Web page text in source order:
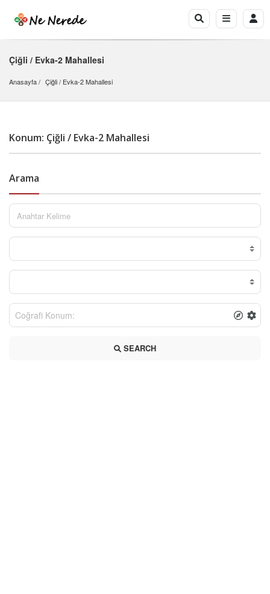
Çiğli / Evka-2 Mahallesi
Anasayfa Çiğli / Evka-2 Mahallesi
Konum: Çiğli / Evka-2 Mahallesi
Arama
SEARCH